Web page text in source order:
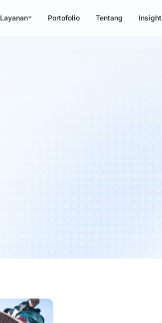
Layanan Portofolio Tentang Insight